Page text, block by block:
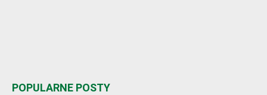
POPULARNE POSTY